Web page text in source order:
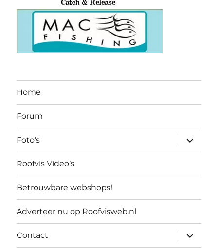
Home
Forum
Foto’s
Roofvis Video’s
Betrouwbare webshops!
Adverteer nu op Roofvisweb.nl
Contact